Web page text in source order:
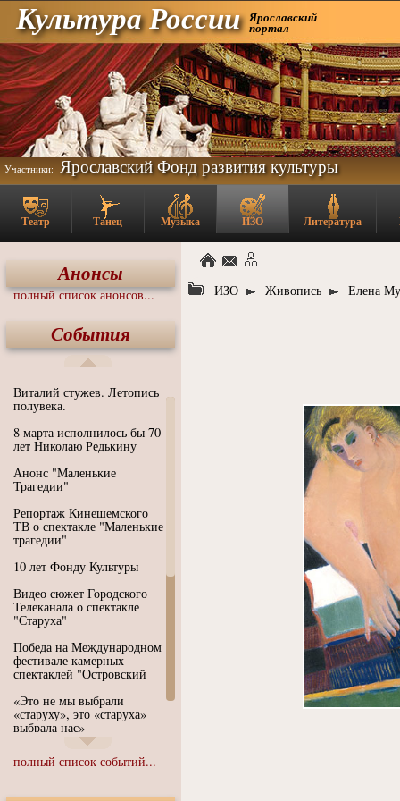
Культура России Ярославский
портал
Участники: Ярославский Фонд развития культуры
Театр Танец Музыка ИЗО Литература
Анонсы
полный список анонсов...
События
Виталий стужев. Летопись
полувека.
8 марта исполнилось бы 70
лет Николаю Редькину
Анонс "Маленькие
Трагедии"
Репортаж Кинешемского
ТВ о спектакле "Маленькие
трагедии"
10 лет Фонду Культуры
Видео сюжет Городского
Телеканала о спектакле
"Старуха"
Победа на Международном
фестивале камерных
спектаклей "Островский
«Это не мы выбрали
«старуху», это «старуха»
выбрала нас»
Иммерсивный спектакль
"Язык чистого полета
полный список событий...
ИЗО Живопись Елена